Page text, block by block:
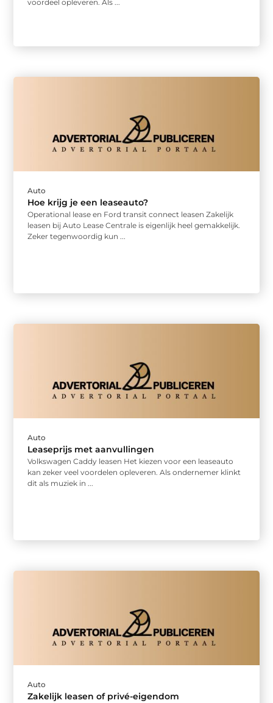
voordeel opleveren. Als ...
Auto
Hoe krijg je een leaseauto?
Operational lease en Ford transit connect leasen Zakelijk
leasen bij Auto Lease Centrale is eigenlijk heel gemakkelijk.
Zeker tegenwoordig kun ...
Auto
Leaseprijs met aanvullingen
Volkswagen Caddy leasen Het kiezen voor een leaseauto
kan zeker veel voordelen opleveren. Als ondernemer klinkt
dit als muziek in ...
Auto
Zakelijk leasen of privé-eigendom